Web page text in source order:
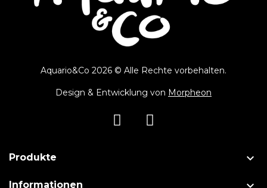
Aquario&Co 2026 © Alle Rechte vorbehalten.
Design & Entwicklung von Morpheon
Produkte 
Informationen